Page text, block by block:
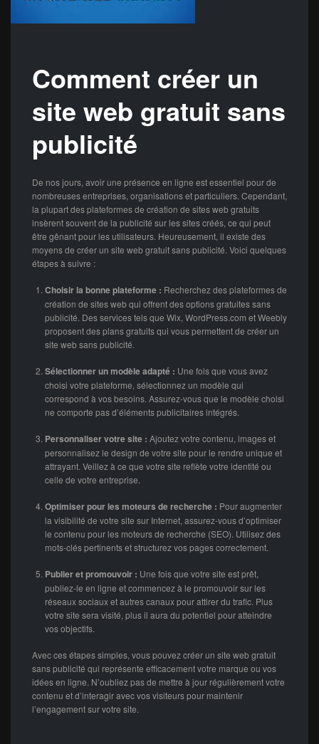
Comment créer un
site web gratuit sans
publicité
De nos jours, avoir une présence en ligne est essentiel pour de
nombreuses entreprises, organisations et particuliers. Cependant,
la plupart des plateformes de création de sites web gratuits
insèrent souvent de la publicité sur les sites créés, ce qui peut
être gênant pour les utilisateurs. Heureusement, il existe des
moyens de créer un site web gratuit sans publicité. Voici quelques
étapes à suivre :
Choisir la bonne plateforme : Recherchez des plateformes de
création de sites web qui offrent des options gratuites sans
publicité. Des services tels que Wix, WordPress.com et Weebly
proposent des plans gratuits qui vous permettent de créer un
site web sans publicité.
Sélectionner un modèle adapté : Une fois que vous avez
choisi votre plateforme, sélectionnez un modèle qui
correspond à vos besoins. Assurez-vous que le modèle choisi
ne comporte pas d’éléments publicitaires intégrés.
Personnaliser votre site : Ajoutez votre contenu, images et
personnalisez le design de votre site pour le rendre unique et
attrayant. Veillez à ce que votre site reflète votre identité ou
celle de votre entreprise.
Optimiser pour les moteurs de recherche : Pour augmenter
la visibilité de votre site sur Internet, assurez-vous d’optimiser
le contenu pour les moteurs de recherche (SEO). Utilisez des
mots-clés pertinents et structurez vos pages correctement.
Publier et promouvoir : Une fois que votre site est prêt,
publiez-le en ligne et commencez à le promouvoir sur les
réseaux sociaux et autres canaux pour attirer du trafic. Plus
votre site sera visité, plus il aura du potentiel pour atteindre
vos objectifs.
Avec ces étapes simples, vous pouvez créer un site web gratuit
sans publicité qui représente efficacement votre marque ou vos
idées en ligne. N’oubliez pas de mettre à jour régulièrement votre
contenu et d’interagir avec vos visiteurs pour maintenir
l’engagement sur votre site.